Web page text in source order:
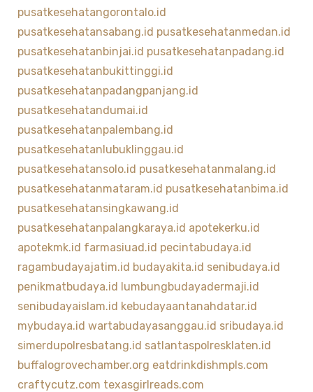
pusatkesehatangorontalo.id
pusatkesehatansabang.id pusatkesehatanmedan.id
pusatkesehatanbinjai.id pusatkesehatanpadang.id
pusatkesehatanbukittinggi.id
pusatkesehatanpadangpanjang.id
pusatkesehatandumai.id
pusatkesehatanpalembang.id
pusatkesehatanlubuklinggau.id
pusatkesehatansolo.id pusatkesehatanmalang.id
pusatkesehatanmataram.id pusatkesehatanbima.id
pusatkesehatansingkawang.id
pusatkesehatanpalangkaraya.id apotekerku.id
apotekmk.id farmasiuad.id pecintabudaya.id
ragambudayajatim.id budayakita.id senibudaya.id
penikmatbudaya.id lumbungbudayadermaji.id
senibudayaislam.id kebudayaantanahdatar.id
mybudaya.id wartabudayasanggau.id sribudaya.id
simerdupolresbatang.id satlantaspolresklaten.id
buffalogrovechamber.org eatdrinkdishmpls.com
craftycutz.com texasgirlreads.com